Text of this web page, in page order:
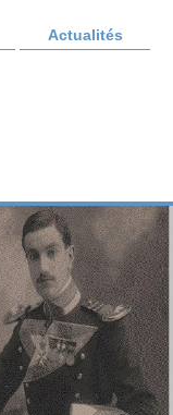
Actualités